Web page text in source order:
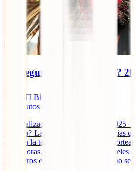
¿Es seguro viajar a México?
IATI Blog
minutos de lectura
– Actualizado el 22 de agosto de 2025 –
México? La verdad es que las noticias
años en la televisión sobre el país
alentadoras. Ciudades con altos niveles
secuestros exprés… Sin embargo, no se